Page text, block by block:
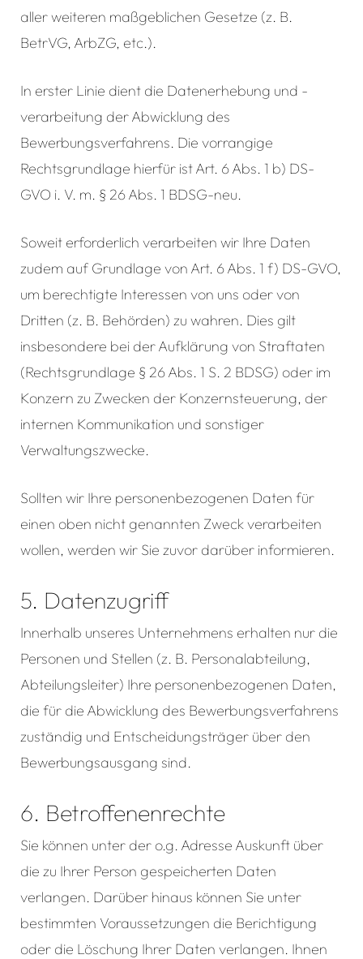
aller weiteren maßgeblichen Gesetze (z. B.
BetrVG, ArbZG, etc.).
In erster Linie dient die Datenerhebung und -
verarbeitung der Abwicklung des
Bewerbungsverfahrens. Die vorrangige
Rechtsgrundlage hierfür ist Art. 6 Abs. 1 b) DS-
GVO i. V. m. § 26 Abs. 1 BDSG-neu.
Soweit erforderlich verarbeiten wir Ihre Daten
zudem auf Grundlage von Art. 6 Abs. 1 f) DS-GVO,
um berechtigte Interessen von uns oder von
Dritten (z. B. Behörden) zu wahren. Dies gilt
insbesondere bei der Aufklärung von Straftaten
(Rechtsgrundlage § 26 Abs. 1 S. 2 BDSG) oder im
Konzern zu Zwecken der Konzernsteuerung, der
internen Kommunikation und sonstiger
Verwaltungszwecke.
Sollten wir Ihre personenbezogenen Daten für
einen oben nicht genannten Zweck verarbeiten
wollen, werden wir Sie zuvor darüber informieren.
5. Datenzugriff
Innerhalb unseres Unternehmens erhalten nur die
Personen und Stellen (z. B. Personalabteilung,
Abteilungsleiter) Ihre personenbezogenen Daten,
die für die Abwicklung des Bewerbungsverfahrens
zuständig und Entscheidungsträger über den
Bewerbungsausgang sind.
6. Betroffenenrechte
Sie können unter der o.g. Adresse Auskunft über
die zu Ihrer Person gespeicherten Daten
verlangen. Darüber hinaus können Sie unter
bestimmten Voraussetzungen die Berichtigung
oder die Löschung Ihrer Daten verlangen. Ihnen